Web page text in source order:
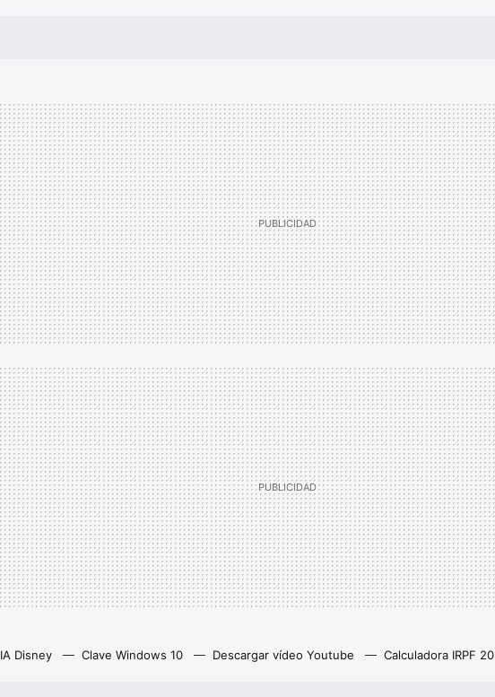
IA Disney Clave Windows 10 Descargar vídeo Youtube Calculadora IRPF